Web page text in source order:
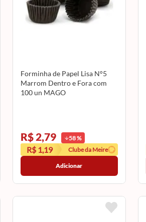
Forminha de Papel Lisa N°5
Marrom Dentro e Fora com
100 un MAGO
R$ 2,79 58%
R$ 1,19 Clube da Meire
Adicionar